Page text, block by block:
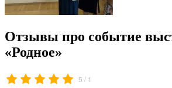
Отзывы про событие
«Родное»
5 / 1